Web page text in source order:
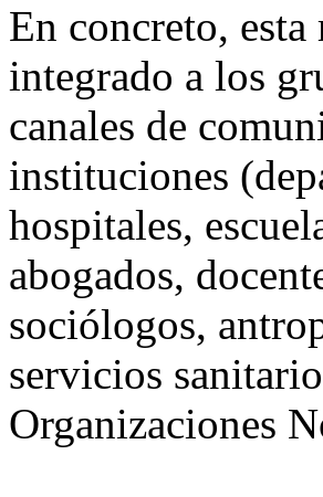
En concreto,
integrado a los
canales de
instituciones
hospitales,
abogados,
sociólogos,
servicios
Organizaciones